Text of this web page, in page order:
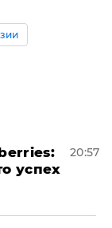
успех
20:57